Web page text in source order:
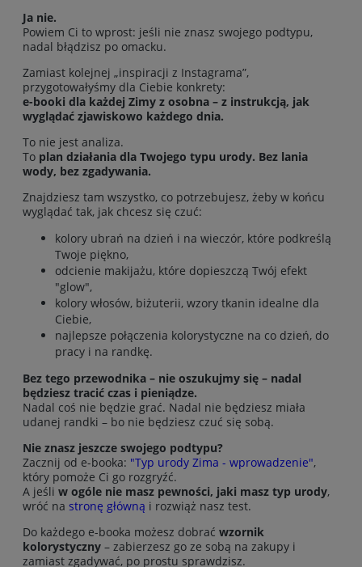
Ja nie.
Powiem Ci to wprost: jeśli nie znasz swojego podtypu,
nadal błądzisz po omacku.
Zamiast kolejnej „inspiracji z Instagrama”,
przygotowałyśmy dla Ciebie konkrety:
e-booki dla każdej Zimy z osobna – z instrukcją, jak
wyglądać zjawiskowo każdego dnia.
To nie jest analiza.
To plan działania dla Twojego typu urody. Bez lania
wody, bez zgadywania.
Znajdziesz tam wszystko, co potrzebujesz, żeby w końcu
wyglądać tak, jak chcesz się czuć:
kolory ubrań na dzień i na wieczór, które podkreślą
Twoje piękno,
odcienie makijażu, które dopieszczą Twój efekt
"glow",
kolory włosów, biżuterii, wzory tkanin idealne dla
Ciebie,
najlepsze połączenia kolorystyczne na co dzień, do
pracy i na randkę.
Bez tego przewodnika – nie oszukujmy się – nadal
będziesz tracić czas i pieniądze.
Nadal coś nie będzie grać. Nadal nie będziesz miała
udanej randki – bo nie będziesz czuć się sobą.
Nie znasz jeszcze swojego podtypu?
Zacznij od e-booka: "Typ urody Zima - wprowadzenie",
który pomoże Ci go rozgryźć.
A jeśli w ogóle nie masz pewności, jaki masz typ urody,
wróć na stronę główną i rozwiąż nasz test.
Do każdego e-booka możesz dobrać wzornik
kolorystyczny – zabierzesz go ze sobą na zakupy i
zamiast zgadywać, po prostu sprawdzisz.